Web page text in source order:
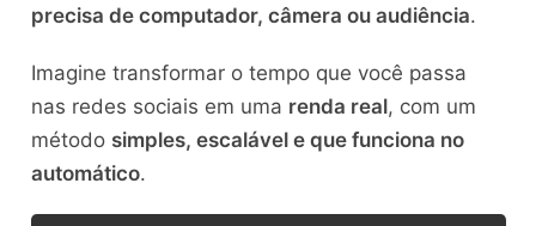
precisa de computador, câmera ou audiência.
Imagine transformar o tempo que você passa
nas redes sociais em uma renda real, com um
método simples, escalável e que funciona no
automático.